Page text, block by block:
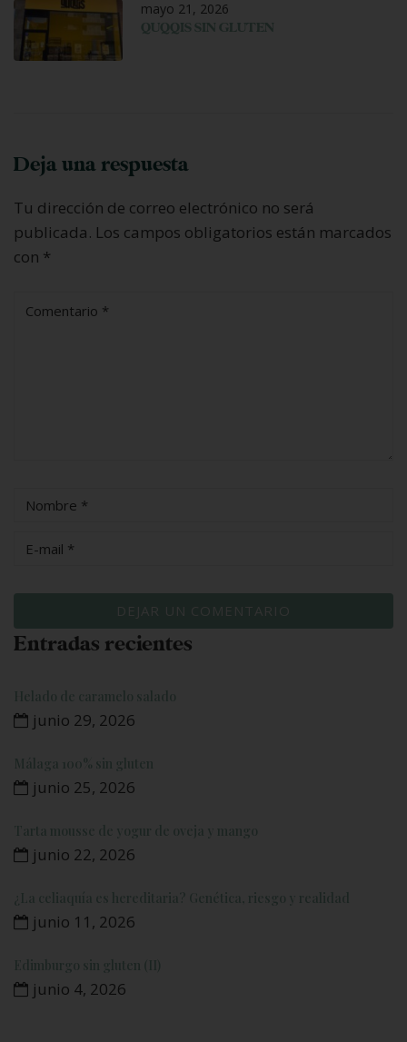
mayo 21, 2026
QUQQIS SIN GLUTEN
Deja una respuesta
Tu dirección de correo electrónico no será
publicada. Los campos obligatorios están marcados
con *
Entradas recientes
Helado de caramelo salado
junio 29, 2026
Málaga 100% sin gluten
junio 25, 2026
Tarta mousse de yogur de oveja y mango
junio 22, 2026
¿La celiaquía es hereditaria? Genética, riesgo y realidad
junio 11, 2026
Edimburgo sin gluten (II)
junio 4, 2026